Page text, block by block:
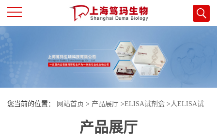
页
您当前的位置： 网站首页 > 产品展厅 >ELISA试剂盒 >人ELISA试
人促肾上腺皮质激素释放激素结合蛋白(CRHBP)酶联免疫试剂
产品展厅